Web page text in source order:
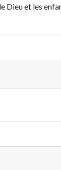
Dieu et les